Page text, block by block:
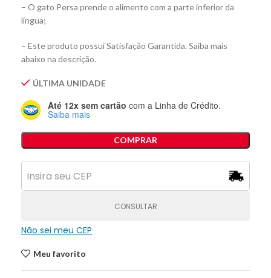
– O gato Persa prende o alimento com a parte inferior da
língua;
– Este produto possui Satisfação Garantida. Saiba mais
abaixo na descrição.
ÚLTIMA UNIDADE
Até 12x sem cartão com a Linha de Crédito.
Saiba mais
COMPRAR
CONSULTAR
Não sei meu CEP
Meu favorito